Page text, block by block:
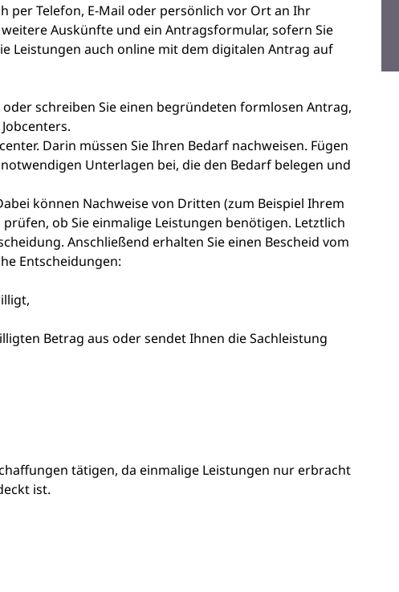
per Telefon, E-Mail oder persönlich vor Ort an Ihr
Auskünfte und ein Antragsformular, sofern Sie
Leistungen auch online mit dem digitalen Antrag auf
schreiben Sie einen begründeten formlosen Antrag,
Darin müssen Sie Ihren Bedarf nachweisen. Fügen
Unterlagen bei, die den Bedarf belegen und
können Nachweise von Dritten (zum Beispiel Ihrem
ob Sie einmalige Leistungen benötigen. Letztlich
Anschließend erhalten Sie einen Bescheid vom
Entscheidungen:
Betrag aus oder sendet Ihnen die Sachleistung
tätigen, da einmalige Leistungen nur erbracht
ist.